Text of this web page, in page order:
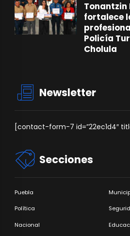
Tonantzin
fortalece
Policía
Cholula
Newsletter
[contact-form-7 id=”22ec1d4″
Secciones
Puebla
Política
Nacional